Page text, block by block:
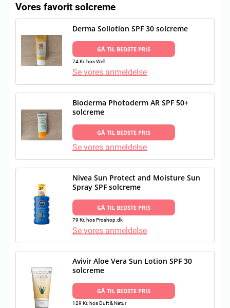
Vores favorit solcreme
Derma Sollotion SPF 30 solcreme
GÅ TIL BEDSTE PRIS
74 Kr. hos Well
Se vores anmeldelse
Bioderma Photoderm AR SPF 50+
solcreme
GÅ TIL BEDSTE PRIS
Se vores anmeldelse
Nivea Sun Protect and Moisture Sun
Spray SPF solcreme
GÅ TIL BEDSTE PRIS
79 Kr. hos Proshop.dk
Se vores anmeldelse
Avivir Aloe Vera Sun Lotion SPF 30
solcreme
GÅ TIL BEDSTE PRIS
129 Kr. hos Duft & Natur